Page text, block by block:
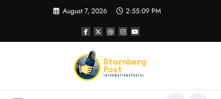
August 7, 2026 2:55:10 PM